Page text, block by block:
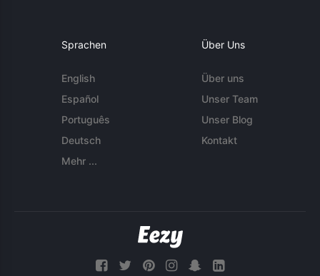
Sprachen
English
Español
Português
Deutsch
Mehr ...
Über Uns
Über uns
Unser Team
Unser Blog
Kontakt